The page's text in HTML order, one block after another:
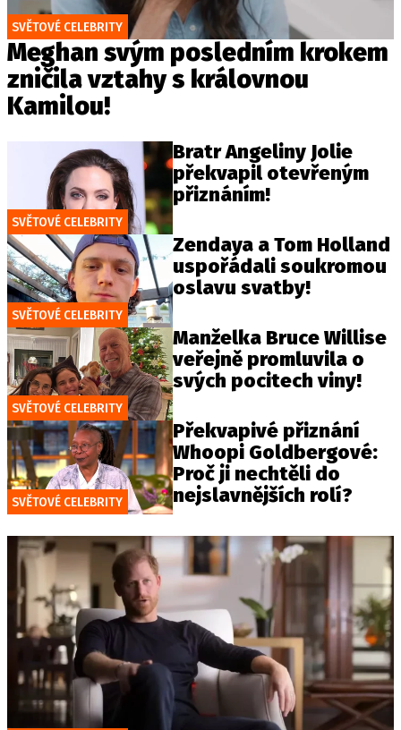
SVĚTOVÉ CELEBRITY
Meghan svým posledním krokem
zničila vztahy s královnou
Kamilou!
SVĚTOVÉ CELEBRITY
Bratr Angeliny Jolie
překvapil otevřeným
přiznáním!
SVĚTOVÉ CELEBRITY
Zendaya a Tom Holland
uspořádali soukromou
oslavu svatby!
SVĚTOVÉ CELEBRITY
Manželka Bruce Willise
veřejně promluvila o
svých pocitech viny!
SVĚTOVÉ CELEBRITY
Překvapivé přiznání
Whoopi Goldbergové:
Proč ji nechtěli do
nejslavnějších rolí?